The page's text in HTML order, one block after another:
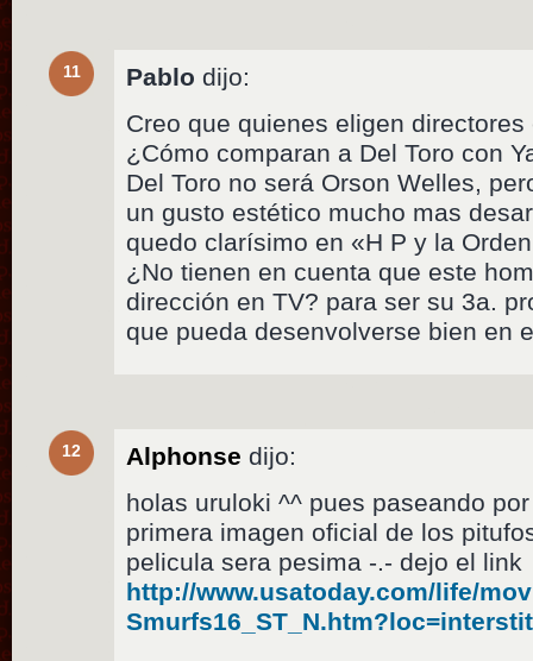
11 Pablo dijo:
Creo que quienes eligen
¿Cómo comparan a Del Toro con
Del Toro no será Orson Welles,
un gusto estético mucho mas
quedo clarísimo en «H P y la
¿No tienen en cuenta que este
dirección en TV? para ser su 3a.
que pueda desenvolverse bien en
12 Alphonse dijo:
holas uruloki ^^ pues paseando
primera imagen oficial de los
pelicula sera pesima -.- dejo el link
http://www.usatoday.com/life/